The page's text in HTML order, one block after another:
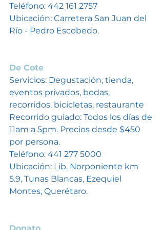
Teléfono: 442 161 2757
Ubicación: Carretera San Juan del
Río - Pedro Escobedo.
De Cote
Servicios: Degustación, tienda,
eventos privados, bodas,
recorridos, bicicletas, restaurante
Recorrido guiado: Todos los días de
11am a 5pm. Precios desde $450
por persona.
Teléfono: 441 277 5000
Ubicación: Lib. Norponiente km
5.9, Tunas Blancas, Ezequiel
Montes, Querétaro.
Donato